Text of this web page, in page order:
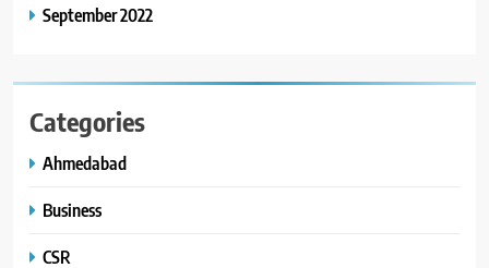
September 2022
Categories
Ahmedabad
Business
CSR